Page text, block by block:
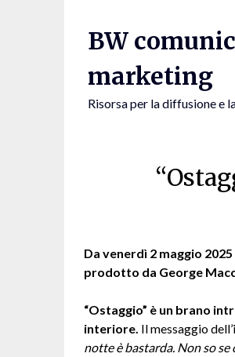
BW
marketing
Risorsa per la diffusione e
Da venerdì 2 maggio
prodotto da George
“Ostaggio” è un brano
interiore. Il messaggio
notte è bastarda. Non so se